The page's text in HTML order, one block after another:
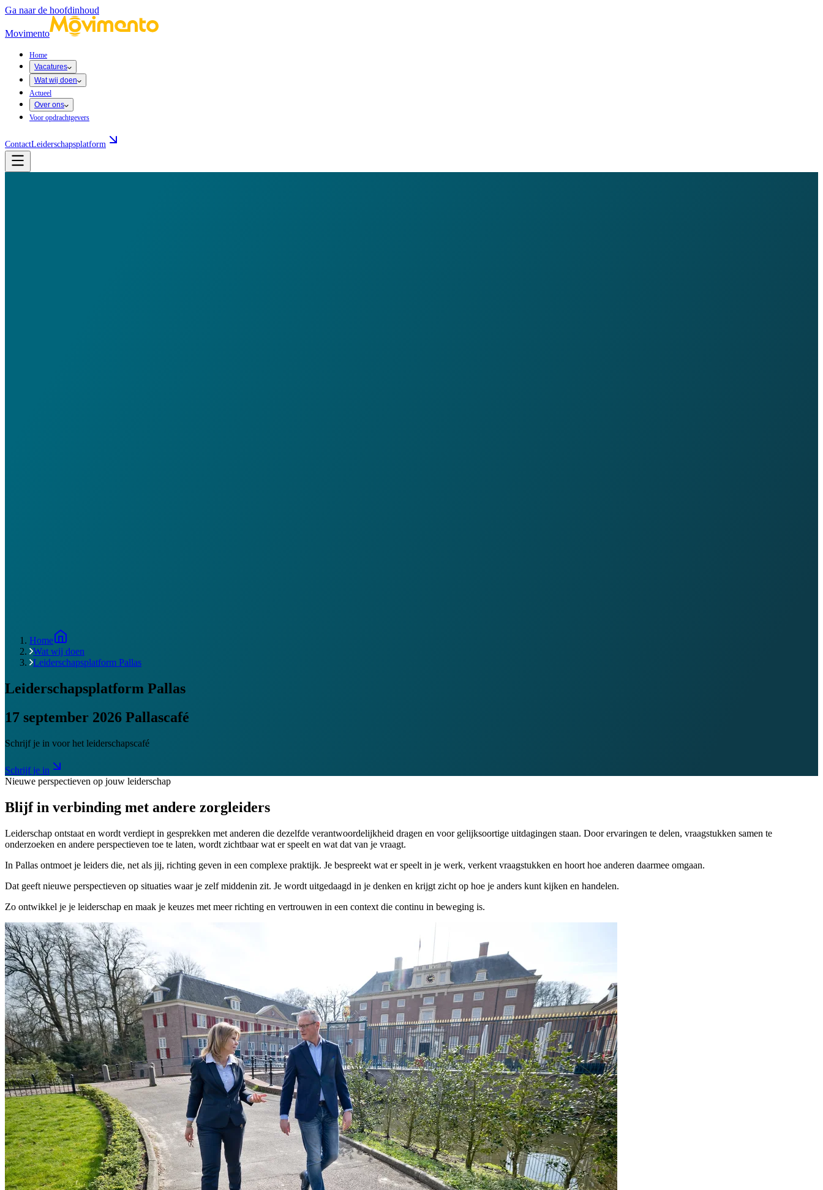
Ga naar de hoofdinhoud
Movimento
Home
Vacatures
Wat wij doen
Actueel
Over ons
Voor opdrachtgevers
ContactLeiderschapsplatform
Home
Wat wij doen
Leiderschapsplatform Pallas
Leiderschapsplatform Pallas
17 september 2026 Pallascafé
Schrijf je in voor het leiderschapscafé
Schrijf je in
Nieuwe perspectieven op jouw leiderschap
Blijf in verbinding met andere zorgleiders
Leiderschap ontstaat en wordt verdiept in gesprekken met anderen die dezelfde verantwoordelijkheid dragen en voor gelijksoortige uitdagingen staan. Door ervaringen te delen, vraagstukken samen te
onderzoeken en andere perspectieven toe te laten, wordt zichtbaar wat er speelt en wat dat van je vraagt.
In Pallas ontmoet je leiders die, net als jij, richting geven in een complexe praktijk. Je bespreekt wat er speelt in je werk, verkent vraagstukken en hoort hoe anderen daarmee omgaan.
Dat geeft nieuwe perspectieven op situaties waar je zelf middenin zit. Je wordt uitgedaagd in je denken en krijgt zicht op hoe je anders kunt kijken en handelen.
Zo ontwikkel je je leiderschap en maak je keuzes met meer richting en vertrouwen in een context die continu in beweging is.